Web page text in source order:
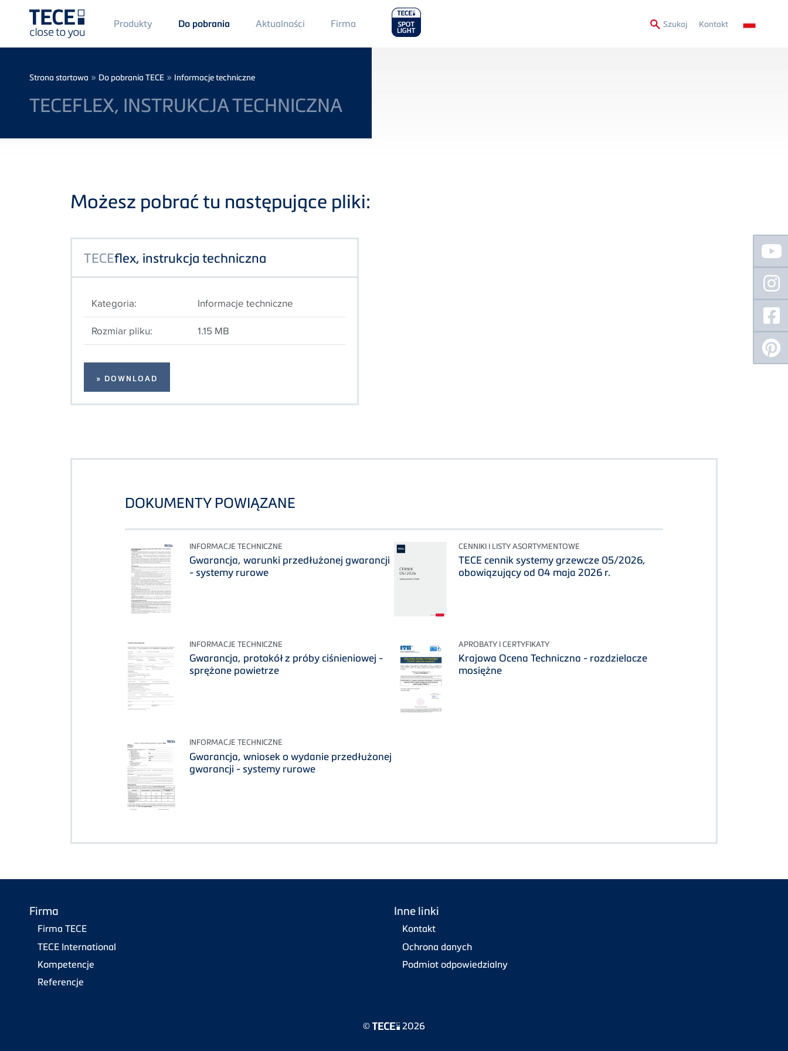
Main
Menü
1
Produkty Do pobrania Aktualności Main
Menu
2
Firma SzukajSecondary
Kontakt
Breadcrumb
Strona startowa » Do pobrania TECE » Informacje techniczne
TECEFLEX, INSTRUKCJA TECHNICZNA
Możesz pobrać tu następujące pliki:
TECEflex, instrukcja techniczna
Kategoria:
Informacje techniczne
Rozmiar pliku:
1.15 MB
» DOWNLOAD
DOKUMENTY POWIĄZANE
INFORMACJE TECHNICZNE
Gwarancja, warunki przedłużonej gwarancji
- systemy rurowe
CENNIKI I LISTY ASORTYMENTOWE
TECE cennik systemy grzewcze 05/2026,
obowiązujący od 04 maja 2026 r.
INFORMACJE TECHNICZNE
Gwarancja, protokół z próby ciśnieniowej -
sprężone powietrze
APROBATY I CERTYFIKATY
Krajowa Ocena Techniczna - rozdzielacze
mosiężne
INFORMACJE TECHNICZNE
Gwarancja, wniosek o wydanie przedłużonej
gwarancji - systemy rurowe
Firma
Firma TECE
TECE International
Kompetencje
Referencje
Inne linki
Kontakt
Ochrona danych
Podmiot odpowiedzialny
Floating
© 2026